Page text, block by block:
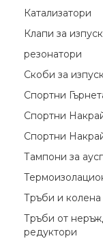
Катализатори
Клапи за
резонатори
Скоби за
Спортни
Спортни
Спортни
Тампони за
Тръби и
Тръби от
редуктори